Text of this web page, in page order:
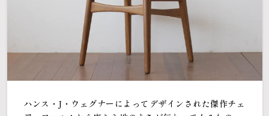
ハンス・J・ウェグナーによってデザインされた傑作チェ